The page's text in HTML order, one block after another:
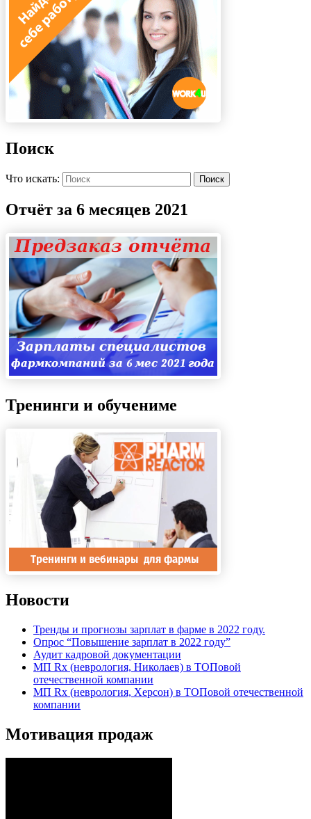
Поиск
Что искать: Поиск
Отчёт за 6 месяцев 2021
Тренинги и обучениме
Новости
Тренды и прогнозы зарплат в фарме в 2022 году.
Опрос “Повышение зарплат в 2022 году”
Аудит кадровой документации
МП Rx (неврология, Николаев) в ТОПовой
отечественной компании
МП Rx (неврология, Херсон) в ТОПовой отечественной
компании
Мотивация продаж